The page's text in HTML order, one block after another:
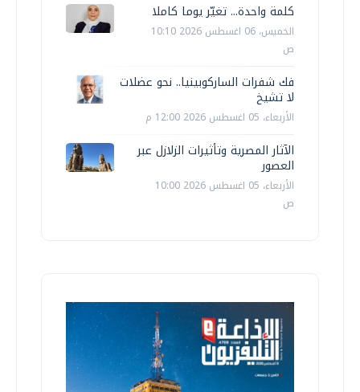
كلمة واحدة... تغيّر يوما كاملا
الخميس، 06 اغسطس 2026 10:10
ص
فك شفرات الساركوبينيا.. نحو عضلات
لا تشيخ
الأربعاء، 05 اغسطس 2026 12:00 م
الآثار المصرية وتأثيرات الزلازل عبر
العصور
الأربعاء، 05 اغسطس 2026 10:00
ص